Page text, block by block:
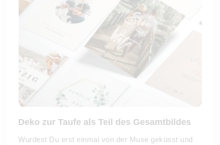
Deko zur Taufe als Teil des Gesamtbildes
Wurdest Du erst einmal von der Muse geküsst und